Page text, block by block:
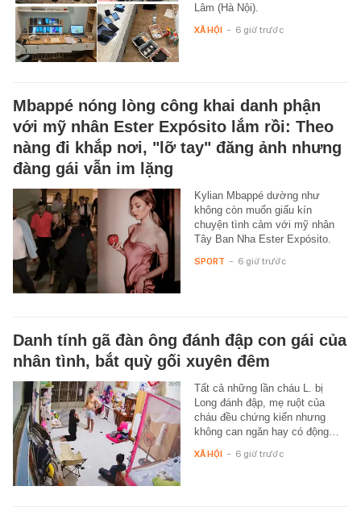
Lâm (Hà Nội).
XÃ HỘI - 6 giờ trước
Mbappé nóng lòng công khai danh phận
với mỹ nhân Ester Expósito lắm rồi: Theo
nàng đi khắp nơi, "lỡ tay" đăng ảnh nhưng
đàng gái vẫn im lặng
Kylian Mbappé dường như
không còn muốn giấu kín
chuyện tình cảm với mỹ nhân
Tây Ban Nha Ester Expósito.
SPORT - 6 giờ trước
Danh tính gã đàn ông đánh đập con gái của
nhân tình, bắt quỳ gối xuyên đêm
Tất cả những lần cháu L. bị
Long đánh đập, mẹ ruột của
cháu đều chứng kiến nhưng
không can ngăn hay có động…
XÃ HỘI - 6 giờ trước